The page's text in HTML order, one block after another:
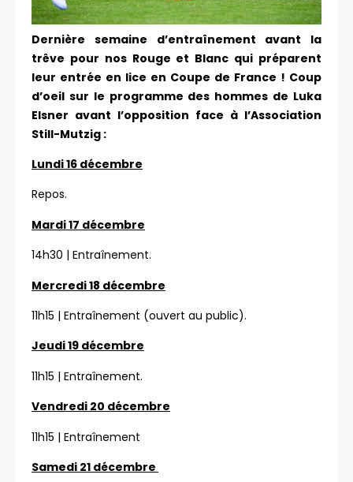
Dernière semaine d’entraînement avant la
trêve pour nos Rouge et Blanc qui préparent
leur entrée en lice en Coupe de France ! Coup
d’oeil sur le programme des hommes de Luka
Elsner avant l’opposition face à l’Association
Still-Mutzig :
Lundi 16 décembre
Repos.
Mardi 17 décembre
14h30 | Entraînement.
Mercredi 18 décembre
11h15 | Entraînement (ouvert au public).
Jeudi 19 décembre
11h15 | Entraînement.
Vendredi 20 décembre
11h15 | Entraînement
Samedi 21 décembre